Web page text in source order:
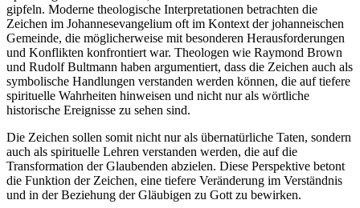
gipfeln. Moderne theologische Interpretationen betrachten die
Zeichen im Johannesevangelium oft im Kontext der johanneischen
Gemeinde, die möglicherweise mit besonderen Herausforderungen
und Konflikten konfrontiert war. Theologen wie Raymond Brown
und Rudolf Bultmann haben argumentiert, dass die Zeichen auch als
symbolische Handlungen verstanden werden können, die auf tiefere
spirituelle Wahrheiten hinweisen und nicht nur als wörtliche
historische Ereignisse zu sehen sind.
Die Zeichen sollen somit nicht nur als übernatürliche Taten, sondern
auch als spirituelle Lehren verstanden werden, die auf die
Transformation der Glaubenden abzielen. Diese Perspektive betont
die Funktion der Zeichen, eine tiefere Veränderung im Verständnis
und in der Beziehung der Gläubigen zu Gott zu bewirken.